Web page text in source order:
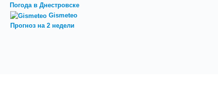
Погода в Днестровске
Gismeteo
Прогноз на 2 недели